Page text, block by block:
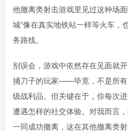
他撤离类射击游戏里见过这种场
城”像在真实地铁站一样等火车，
务路线。
别误会，游戏中依然存在见面就
捅刀子的玩家——毕竟，不是所
级战利品。但关键在于，你每次
遭遇怎样的社交体验。对我而言
一同成功撤离，这在其他撤离类